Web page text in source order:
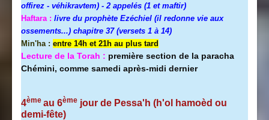
offirez - véhikravtem) - 2 appelés (1 et maftir)
Haftara : livre du prophète Ezéchiel (il redonne vie aux
ossements...) chapitre 37 (versets 1 à 14)
Min'ha : entre 14h et 21h au plus tard
Lecture de la Torah : première section de la paracha
Chémini, comme samedi après-midi dernier
4ème au 6ème jour de Pessa'h (h'ol hamoèd ou
demi-fête)